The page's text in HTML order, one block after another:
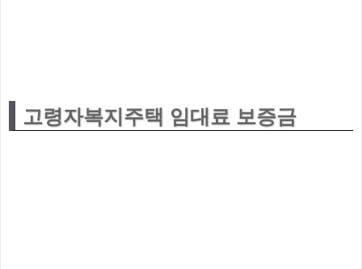
고령자복지주택 임대료 보증금